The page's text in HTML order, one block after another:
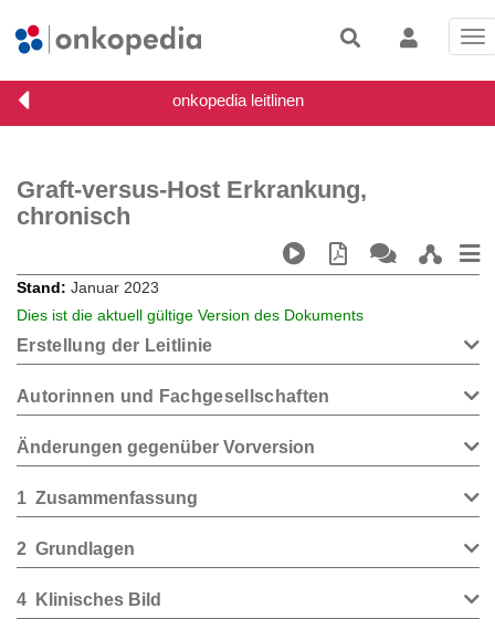
Graft-versus-Host Erkrankung,
chronisch
Stand
Januar 2023
Dies ist die aktuell gültige Version des Dokuments
Erstellung der Leitlinie
Autorinnen und Fachgesellschaften
Änderungen gegenüber Vorversion
1 Zusammenfassung
2 Grundlagen
4 Klinisches Bild